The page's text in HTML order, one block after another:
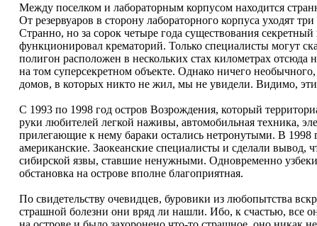
Между поселком и лабораторным корпусом находится
От резервуаров в сторону лабораторного корпуса уходят
Странно, но за сорок четыре года существования
функционировал крематорий. Только специалисты могут
полигон расположен в нескольких стах километрах
на том суперсекретном объекте. Однако ничего
домов, в которых никто не жил, мы не увидели. Видимо,
С 1993 по 1998 год остров Возрождения, который
руки любителей легкой наживы, автомобильная техника,
прилегающие к нему бараки остались нетронутыми. В
американские. Заокеанские специалисты и сделали
сибирской язвы, ставшие ненужными. Одновременно
обстановка на острове вполне благоприятная.
По свидетельству очевидцев, буровики из любопытства
страшной болезни они вряд ли нашли. Ибо, к счастью, все